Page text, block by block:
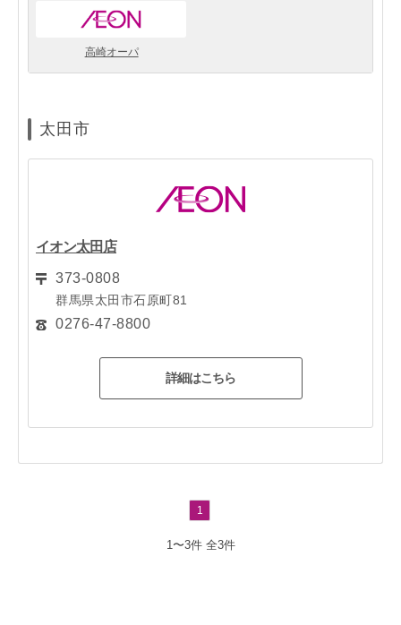
高崎オーパ
太田市
イオン太田店
373-0808
群馬県太田市石原町81
0276-47-8800
詳細はこちら
1
1〜3件全3件